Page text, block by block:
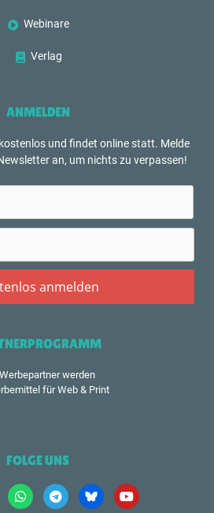
Webinare
Verlag
ANMELDEN
und findet online statt. Melde
an, um nichts zu verpassen!
Werbepartner werden
für Web & Print
FOLGE UNS